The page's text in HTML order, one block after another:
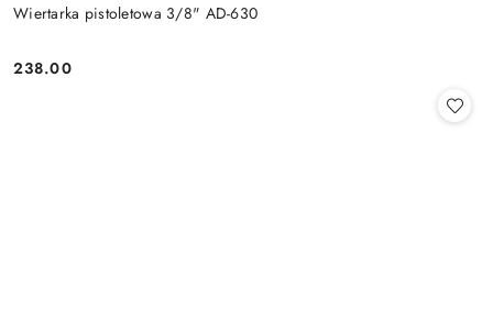
Wiertarka pistoletowa 3/8" AD-630
Cena:
238.00